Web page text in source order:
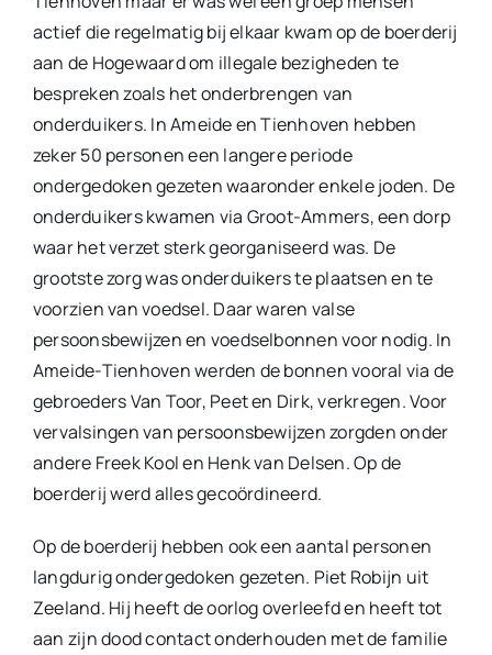
actief die regelmatig bij elkaar kwam op de boerderij
aan de Hogewaard om illegale bezigheden te
bespreken zoals het onderbrengen van
onderduikers. In Ameide en Tienhoven hebben
zeker 50 personen een langere periode
ondergedoken gezeten waaronder enkele joden. De
onderduikers kwamen via Groot-Ammers, een dorp
waar het verzet sterk georganiseerd was. De
grootste zorg was onderduikers te plaatsen en te
voorzien van voedsel. Daar waren valse
persoonsbewijzen en voedselbonnen voor nodig. In
Ameide-Tienhoven werden de bonnen vooral via de
gebroeders Van Toor, Peet en Dirk, verkregen. Voor
vervalsingen van persoonsbewijzen zorgden onder
andere Freek Kool en Henk van Delsen. Op de
boerderij werd alles gecoördineerd.
Op de boerderij hebben ook een aantal personen
langdurig ondergedoken gezeten. Piet Robijn uit
Zeeland. Hij heeft de oorlog overleefd en heeft tot
aan zijn dood contact onderhouden met de familie